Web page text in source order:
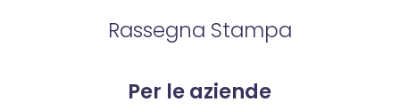
Rassegna Stampa
Per le aziende